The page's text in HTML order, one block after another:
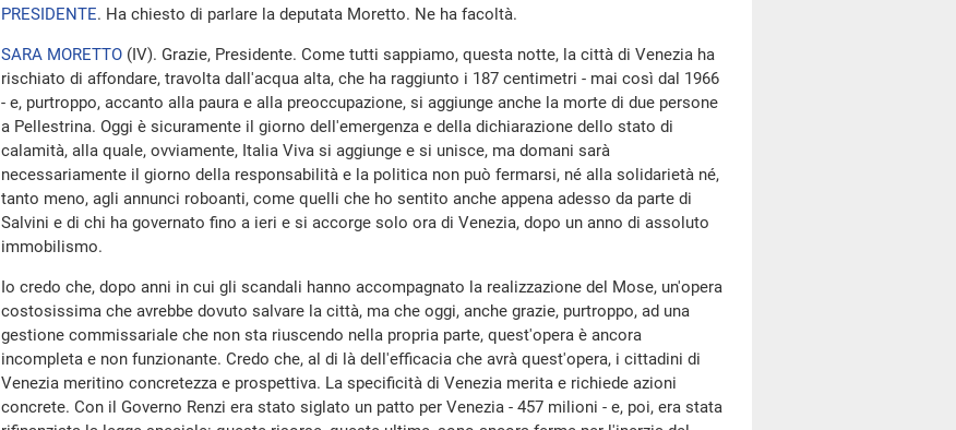
PRESIDENTE. Ha chiesto di parlare la deputata Moretto. Ne ha facoltà.
SARA MORETTO (IV). Grazie, Presidente. Come tutti sappiamo, questa notte, la città di Venezia ha
rischiato di affondare, travolta dall'acqua alta, che ha raggiunto i 187 centimetri - mai così dal 1966
- e, purtroppo, accanto alla paura e alla preoccupazione, si aggiunge anche la morte di due persone
a Pellestrina. Oggi è sicuramente il giorno dell'emergenza e della dichiarazione dello stato di
calamità, alla quale, ovviamente, Italia Viva si aggiunge e si unisce, ma domani sarà
necessariamente il giorno della responsabilità e la politica non può fermarsi, né alla solidarietà né,
tanto meno, agli annunci roboanti, come quelli che ho sentito anche appena adesso da parte di
Salvini e di chi ha governato fino a ieri e si accorge solo ora di Venezia, dopo un anno di assoluto
immobilismo.
Io credo che, dopo anni in cui gli scandali hanno accompagnato la realizzazione del Mose, un'opera
costosissima che avrebbe dovuto salvare la città, ma che oggi, anche grazie, purtroppo, ad una
gestione commissariale che non sta riuscendo nella propria parte, quest'opera è ancora
incompleta e non funzionante. Credo che, al di là dell'efficacia che avrà quest'opera, i cittadini di
Venezia meritino concretezza e prospettiva. La specificità di Venezia merita e richiede azioni
concrete. Con il Governo Renzi era stato siglato un patto per Venezia - 457 milioni - e, poi, era stata